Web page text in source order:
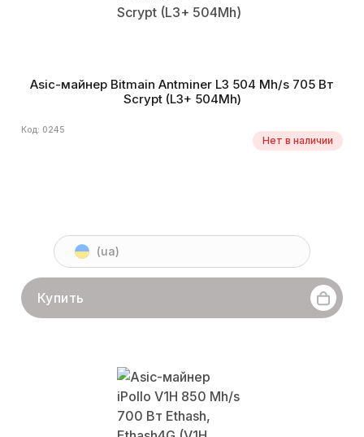
Asic-майнер Bitmain Antminer L3 504 Mh/s 705 Вт
Scrypt (L3+ 504Mh)
Код: 0245
Нет в наличии
(ua)
Купить